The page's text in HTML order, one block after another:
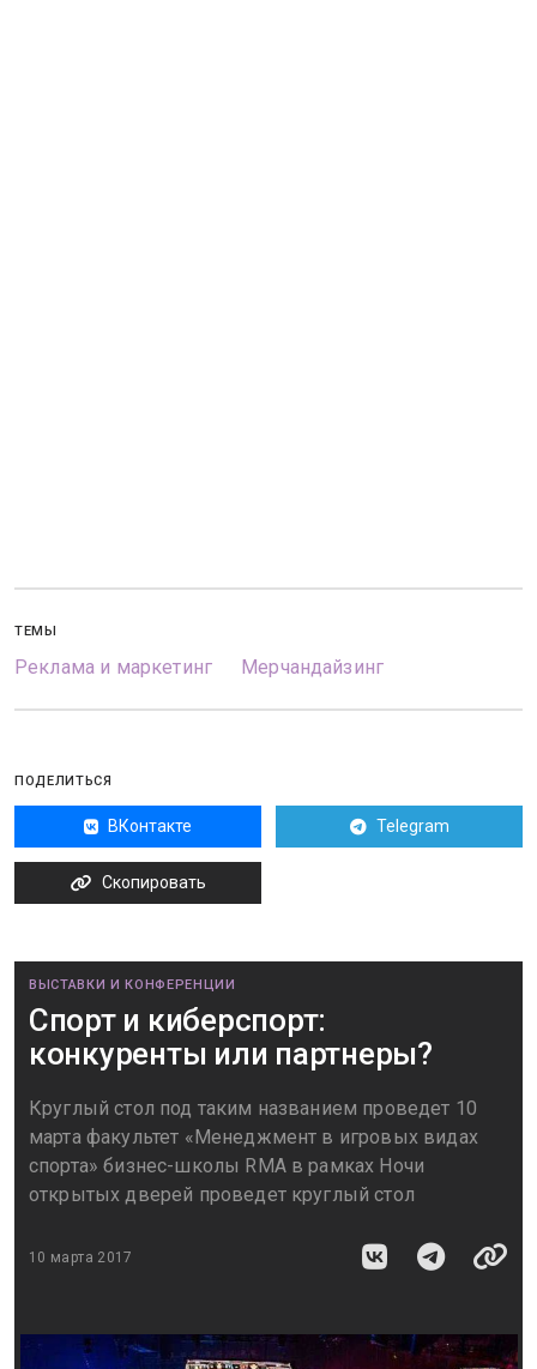
ТЕМЫ
Реклама и маркетинг Мерчандайзинг
ПОДЕЛИТЬСЯ
ВКонтакте Telegram
Скопировать
ВЫСТАВКИ И КОНФЕРЕНЦИИ
Спорт и киберспорт:
конкуренты или партнеры?
Круглый стол под таким названием проведет 10
марта факультет «Менеджмент в игровых видах
спорта» бизнес-школы RMA в рамках Ночи
открытых дверей проведет круглый стол
10 марта 2017